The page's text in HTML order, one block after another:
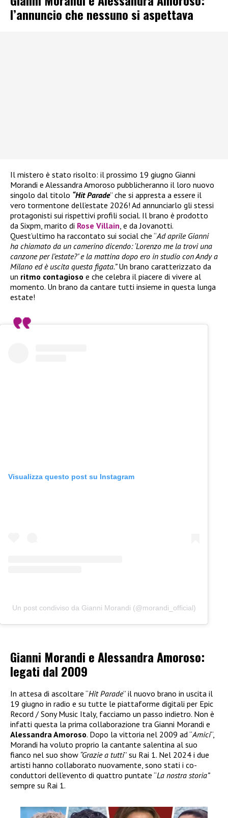
l’annuncio che nessuno si aspettava
Il mistero è stato risolto: il prossimo 19 giugno Gianni
Morandi e Alessandra Amoroso pubblicheranno il loro nuovo
singolo dal titolo “Hit Parade” che si appresta a essere il
vero tormentone dell’estate 2026! Ad annunciarlo gli stessi
protagonisti sui rispettivi profili social. Il brano è prodotto
da Sixpm, marito di Rose Villain, e da Jovanotti.
Quest’ultimo ha raccontato sui social che “Ad aprile Gianni
ha chiamato da un camerino dicendo: ‘Lorenzo me la trovi una
canzone per l’estate?’ e la mattina dopo ero in studio con Andy a
Milano ed è uscita questa figata.”Un brano caratterizzato da
un ritmo contagioso e che celebra il piacere di vivere al
momento. Un brano da cantare tutti insieme in questa lunga
estate!
Visualizza questo post su Instagram
Un post condiviso da Gianni Morandi (@morandi_official)
Gianni Morandi e Alessandra Amoroso:
legati dal 2009
In attesa di ascoltare “Hit Parade” il nuovo brano in uscita il
19 giugno in radio e su tutte le piattaforme digitali per Epic
Record / Sony Music Italy, facciamo un passo indietro. Non è
infatti questa la prima collaborazione tra Gianni Morandi e
Alessandra Amoroso. Dopo la vittoria nel 2009 ad “Amici“,
Morandi ha voluto proprio la cantante salentina al suo
fianco nel suo show “Grazie a tutti” su Rai 1. Nel 2024 i due
artisti hanno collaborato nuovamente, sono stati i co-
conduttori dell’evento di quattro puntate “La nostra storia”
sempre su Rai 1.